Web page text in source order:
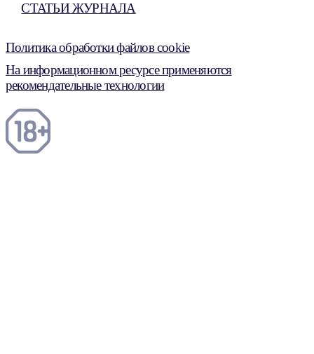
СТАТЬИ ЖУРНАЛА
Политика обработки файлов cookie
На информационном ресурсе применяются
рекомендательные технологии